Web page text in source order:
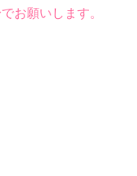
お願いします。